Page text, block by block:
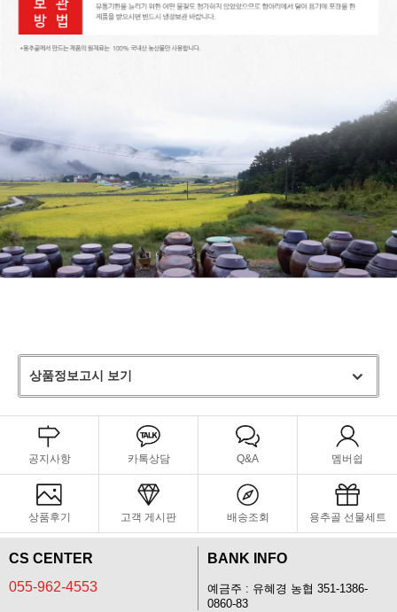
상품정보고시 보기
공지사항 카톡상담 Q&A 멤버쉽
상품후기 고객 게시판 배송조회 용추골 선물세트
CS CENTER
055-962-4553
BANK INFO
예금주 : 유혜경 농협 351-1386-
0860-83